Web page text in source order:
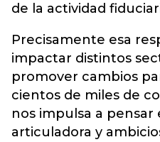
de la actividad
Precisamente esa
impactar distintos
promover cambios
cientos de miles de
nos impulsa a pensar
articuladora y